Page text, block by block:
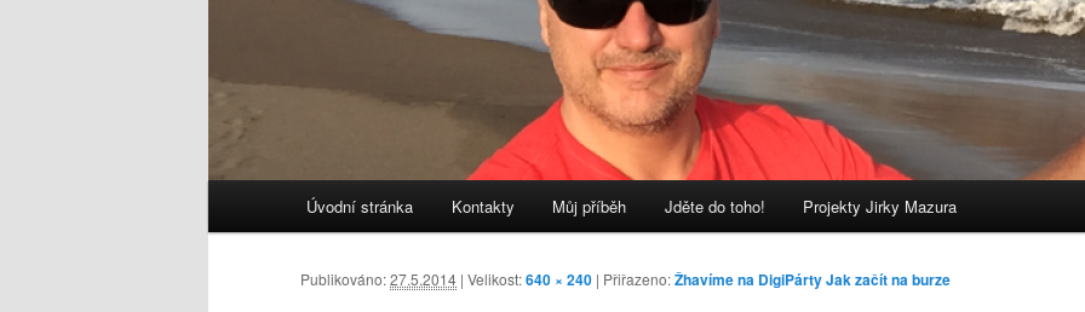
Úvodní stránka Kontakty Můj příběh Jděte do toho! Projekty Jirky Mazura
Publikováno:27.5.2014 | Velikost:640 × 240 | Přiřazeno:Žhavíme na DigiPárty Jak začít na burze